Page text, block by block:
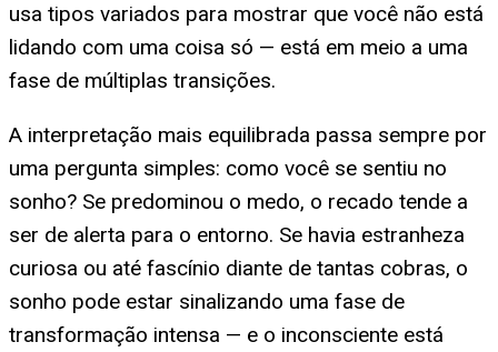
usa tipos variados para mostrar que você não está
lidando com uma coisa só — está em meio a uma
fase de múltiplas transições.
A interpretação mais equilibrada passa sempre por
uma pergunta simples: como você se sentiu no
sonho? Se predominou o medo, o recado tende a
ser de alerta para o entorno. Se havia estranheza
curiosa ou até fascínio diante de tantas cobras, o
sonho pode estar sinalizando uma fase de
transformação intensa — e o inconsciente está